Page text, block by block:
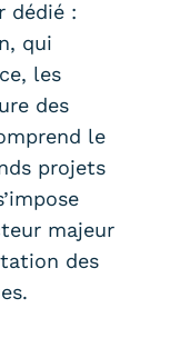
dédié :
qui
les
des
le
projets
majeur
des